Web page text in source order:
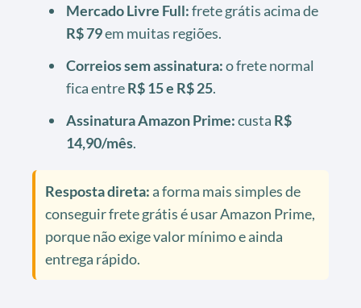
Mercado Livre Full:frete grátis acima de
R$ 79em muitas regiões.
Correios sem assinatura:o frete normal
fica entreR$ 15 e R$ 25.
Assinatura Amazon Prime:custa R$
14,90/mês.
Resposta direta:a forma mais simples de
conseguir frete grátis é usar Amazon Prime,
porque não exige valor mínimo e ainda
entrega rápido.